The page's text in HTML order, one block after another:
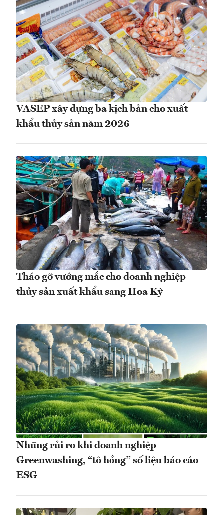
VASEP xây dựng ba kịch bản cho xuất
khẩu thủy sản năm 2026
Tháo gỡ vướng mắc cho doanh nghiệp
thủy sản xuất khẩu sang Hoa Kỳ
Những rủi ro khi doanh nghiệp
Greenwashing, “tô hồng” số liệu báo cáo
ESG